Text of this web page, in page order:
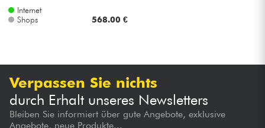
Internet
Shops
568.00 €
Verpassen Sie nichts
durch Erhalt unseres Newsletters
Bleiben Sie informiert über gute Angebote, exklusive
Angebote, neue Produkte...